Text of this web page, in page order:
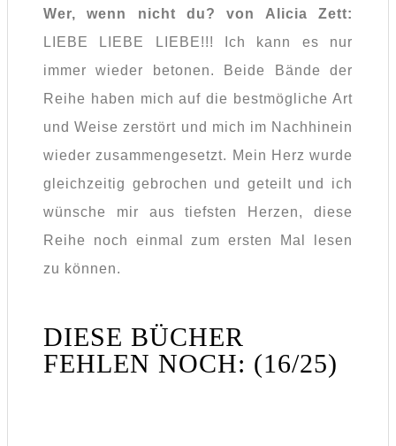
Wer, wenn nicht du? von Alicia Zett:
LIEBE LIEBE LIEBE!!! Ich kann es nur
immer wieder betonen. Beide Bände der
Reihe haben mich auf die bestmögliche Art
und Weise zerstört und mich im Nachhinein
wieder zusammengesetzt. Mein Herz wurde
gleichzeitig gebrochen und geteilt und ich
wünsche mir aus tiefsten Herzen, diese
Reihe noch einmal zum ersten Mal lesen
zu können.
DIESE BÜCHER
FEHLEN NOCH: (16/25)